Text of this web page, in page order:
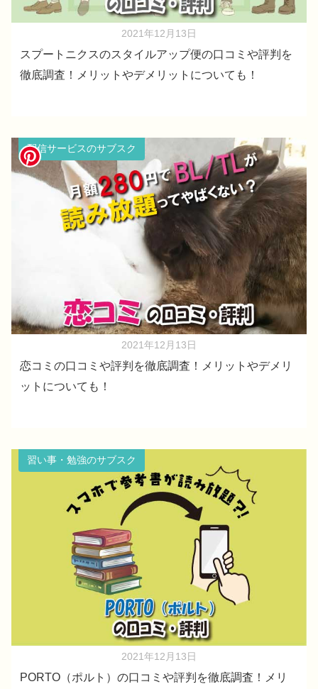
2021年12月13日
スプートニクスのスタイルアップ便の口コミや評判を
徹底調査！メリットやデメリットについても！
配信サービスのサブスク
2021年12月13日
恋コミの口コミや評判を徹底調査！メリットやデメリ
ットについても！
習い事・勉強のサブスク
2021年12月13日
PORTO（ポルト）の口コミや評判を徹底調査！メリ